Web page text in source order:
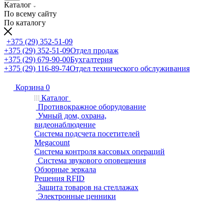
Каталог
По всему сайту
По каталогу
+375 (29) 352-51-09
+375 (29) 352-51-09Отдел продаж
+375 (29) 679-90-00Бухгалтерия
+375 (29) 116-89-74Отдел технического обслуживания
Корзина 0
Каталог
Противокражное оборудование
Умный дом, охрана,
видеонаблюдение
Система подсчета посетителей
Megacount
Система контроля кассовых операций
Система звукового оповещения
Обзорные зеркала
Решения RFID
Защита товаров на стеллажах
Электронные ценники